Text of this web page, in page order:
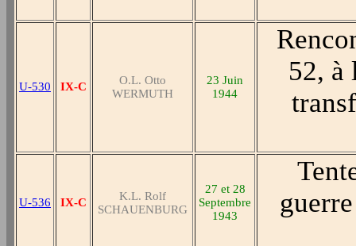
U-530 IX-C
O.L. Otto
WERMUTH
23 Juin
1944
52, à
U-536 IX-C
K.L. Rolf
SCHAUENBURG
27 et 28
Septembre
1943